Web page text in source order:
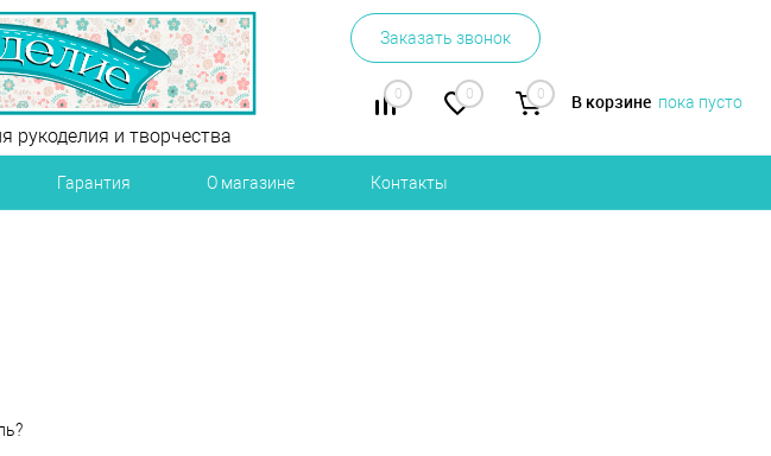
Заказать звонок
0 0 0 В корзине пока пусто
рукоделия и творчества
Гарантия О магазине Контакты